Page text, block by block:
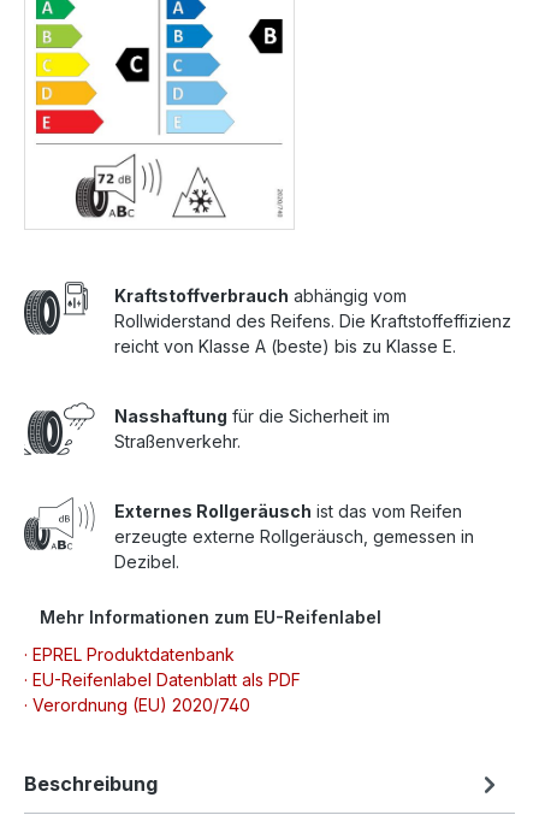
Kraftstoffverbrauch abhängig vom
Rollwiderstand des Reifens. Die Kraftstoffeffizienz
reicht von Klasse A (beste) bis zu Klasse E.
Nasshaftung für die Sicherheit im
Straßenverkehr.
Externes Rollgeräusch ist das vom Reifen
erzeugte externe Rollgeräusch, gemessen in
Dezibel.
Mehr Informationen zum EU-Reifenlabel
· EPREL Produktdatenbank
· EU-Reifenlabel Datenblatt als PDF
· Verordnung (EU) 2020/740
Beschreibung